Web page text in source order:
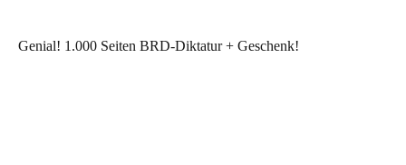
Genial! 1.000 Seiten BRD-Diktatur + Geschenk!